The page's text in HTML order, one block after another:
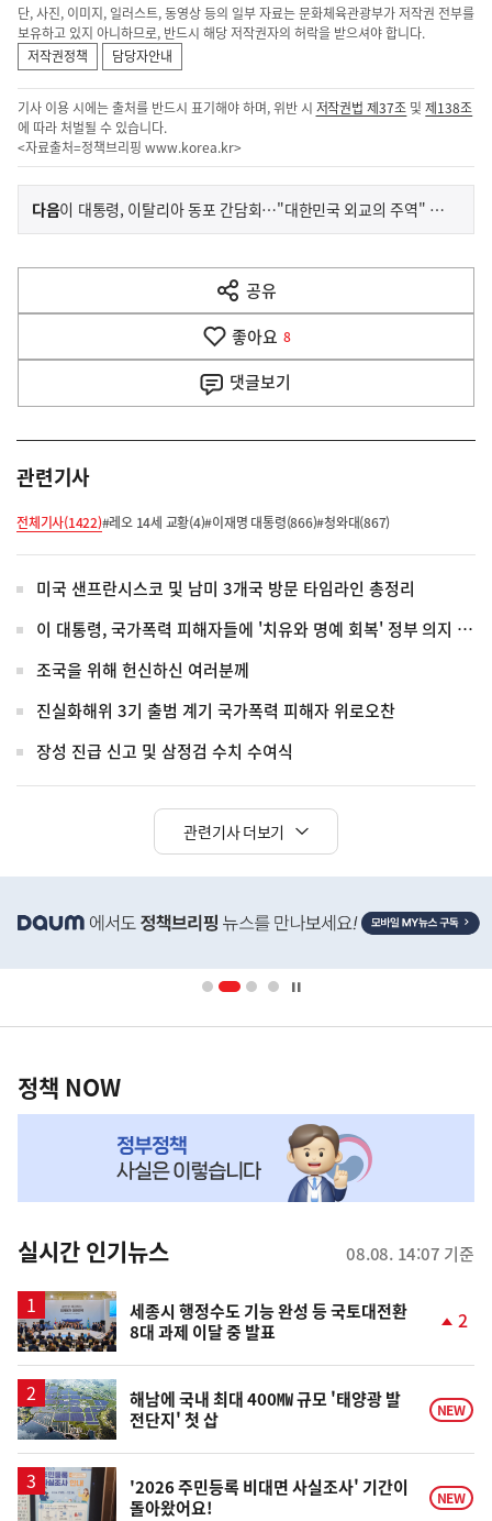
단, 사진, 이미지, 일러스트, 동영상 등의 일부 자료는 문화체육관광부가 저작권 전부를
보유하고 있지 아니하므로, 반드시 해당 저작권자의 허락을 받으셔야 합니다.
저작권정책
담당자안내
기사 이용 시에는 출처를 반드시 표기해야 하며, 위반 시 저작권법 제37조 및제138조
에 따라 처벌될 수 있습니다.
<자료출처=정책브리핑 www.korea.kr>
이
전
다
음
다음기
사
이 대통령, 이탈리아 동포 간담회…"대한민국 외교의 주역" 격려
공유
열
기
좋아요 8
댓글보기
관련기사
전체기사(1422)#레오 14세 교황(4)#이재명 대통령(866)#청와대(867)
미국 샌프란시스코 및 남미 3개국 방문 타임라인 총정리
이 대통령, 국가폭력 피해자들에 '치유와 명예 회복' 정부 의지 전달
조국을 위해 헌신하신 여러분께
진실화해위 3기 출범 계기 국가폭력 피해자 위로오찬
장성 진급 신고 및 삼정검 수치 수여식
관련기사 더보기
단
배
영
책
NOW,
뉴
스
정책 NOW
실시간 인기뉴스 08.08. 14:07 기준
세종시 행정수도 기능 완성 등 국토대전환
8대 과제 이달 중 발표
승
2
해남에 국내 최대 400㎿ 규모 '태양광 발
전단지' 첫 삽
NEW
'2026 주민등록 비대면 사실조사' 기간이
돌아왔어요!
NEW